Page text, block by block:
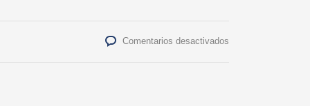
Comentarios desactivados